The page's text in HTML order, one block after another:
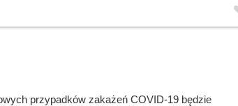
przypadków zakażeń COVID-19 będzie